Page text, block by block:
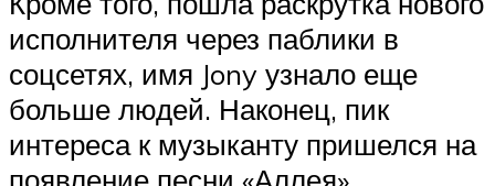
исполнителя через паблики в
соцсетях, имя Jony узнало еще
больше людей. Наконец, пик
интереса к музыканту пришелся на